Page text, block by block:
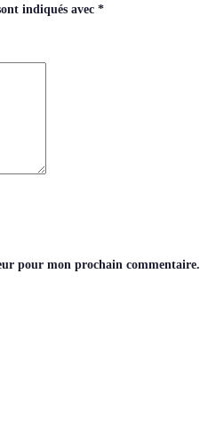
indiqués avec *
pour mon prochain commentaire.